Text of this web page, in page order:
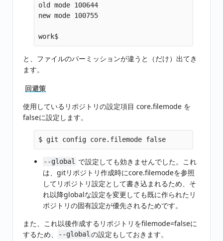
old mode 100644
new mode 100755
と、ファイルのパーミッションが違うと（だけ）出てき
ます。
回避策
使用しているリポジトリの設定項目 core.filemode を
falseに設定します。
$ git config core.filemode false
--global で設定しても効きませんでした。これ
は、gitリポジトリ作成時にcore.filemodeを参照
してリポジトリ設定として書き込まれるため、そ
れ以降globalな設定を変更しても既に作られたリ
ポジトリの固有設定が優先されるためです。
また、これ以後作成するリポジトリをfilemode=falseに
するため、
--globalの設定もしておきます。